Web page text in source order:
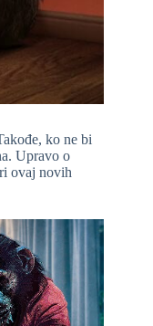
ko ne bi
Upravo o
ovaj novih